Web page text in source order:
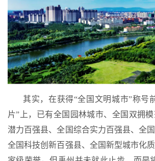
其实，在获得“全国文明城市”称号
片”上，已有全国园林城市、全国双拥
潜力百强县、全国综合实力百强县、全
全国科技创新百强县、全国新型城市化